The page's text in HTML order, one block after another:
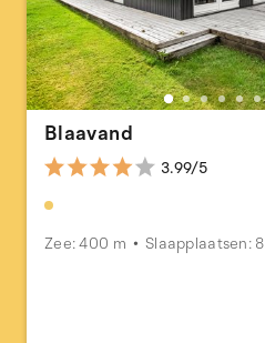
Blaavand
3.99/5
Zee: 400 m Slaapplaatsen: 8